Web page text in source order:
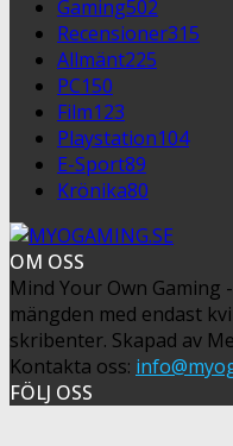
Gaming502
Recensioner315
Allmänt225
PC150
Film123
Playstation104
E-Sport89
Krönika80
OM OSS
Mind Your Own Gaming
mängden med endast
skribenter. Skapad av
Kontakta oss:
FÖLJ OSS